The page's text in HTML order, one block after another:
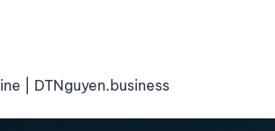
| DTNguyen.business